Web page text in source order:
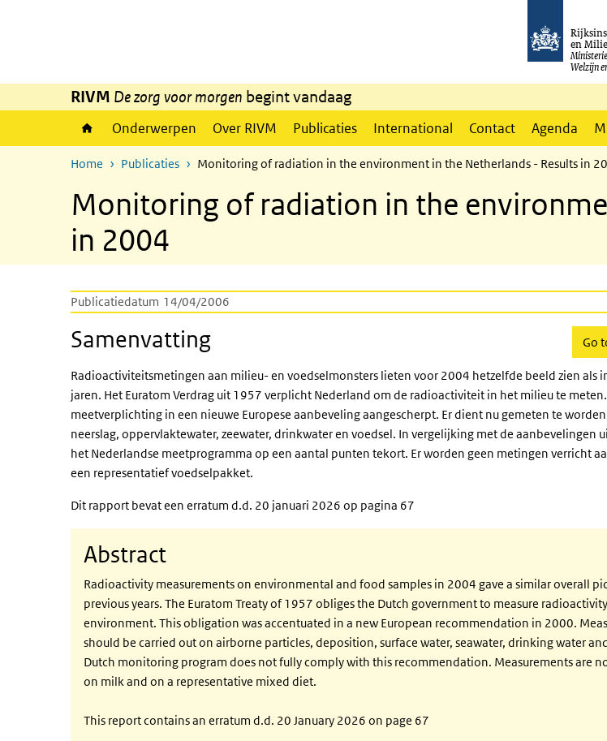
en
Welzijn
RIVM De zorg voor morgen begint vandaag
Onderwerpen Over RIVM Publicaties International Contact Agenda
Home Publicaties Monitoring of radiation in the environment in the Netherlands - Results in
Monitoring of radiation in the
in 2004
Publicatiedatum 14/04/2006
Go
Samenvatting
Radioactiviteitsmetingen aan milieu- en voedselmonsters lieten voor 2004 hetzelfde beeld zien als
jaren. Het Euratom Verdrag uit 1957 verplicht Nederland om de radioactiviteit in het milieu te
meetverplichting in een nieuwe Europese aanbeveling aangescherpt. Er dient nu gemeten te
neerslag, oppervlaktewater, zeewater, drinkwater en voedsel. In vergelijking met de aanbevelingen
het Nederlandse meetprogramma op een aantal punten tekort. Er worden geen metingen verricht
een representatief voedselpakket.
Dit rapport bevat een erratum d.d. 20 januari 2026 op pagina 67
Abstract
Radioactivity measurements on environmental and food samples in 2004 gave a similar overall
previous years. The Euratom Treaty of 1957 obliges the Dutch government to measure
environment. This obligation was accentuated in a new European recommendation in 2000.
should be carried out on airborne particles, deposition, surface water, seawater, drinking water
Dutch monitoring program does not fully comply with this recommendation. Measurements are
on milk and on a representative mixed diet.
This report contains an erratum d.d. 20 January 2026 on page 67